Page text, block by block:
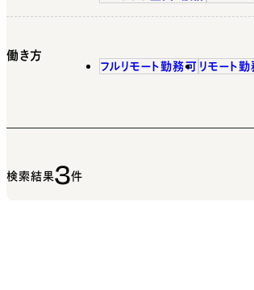
働き方
フルリモート勤務可 リモート
検索結果3件